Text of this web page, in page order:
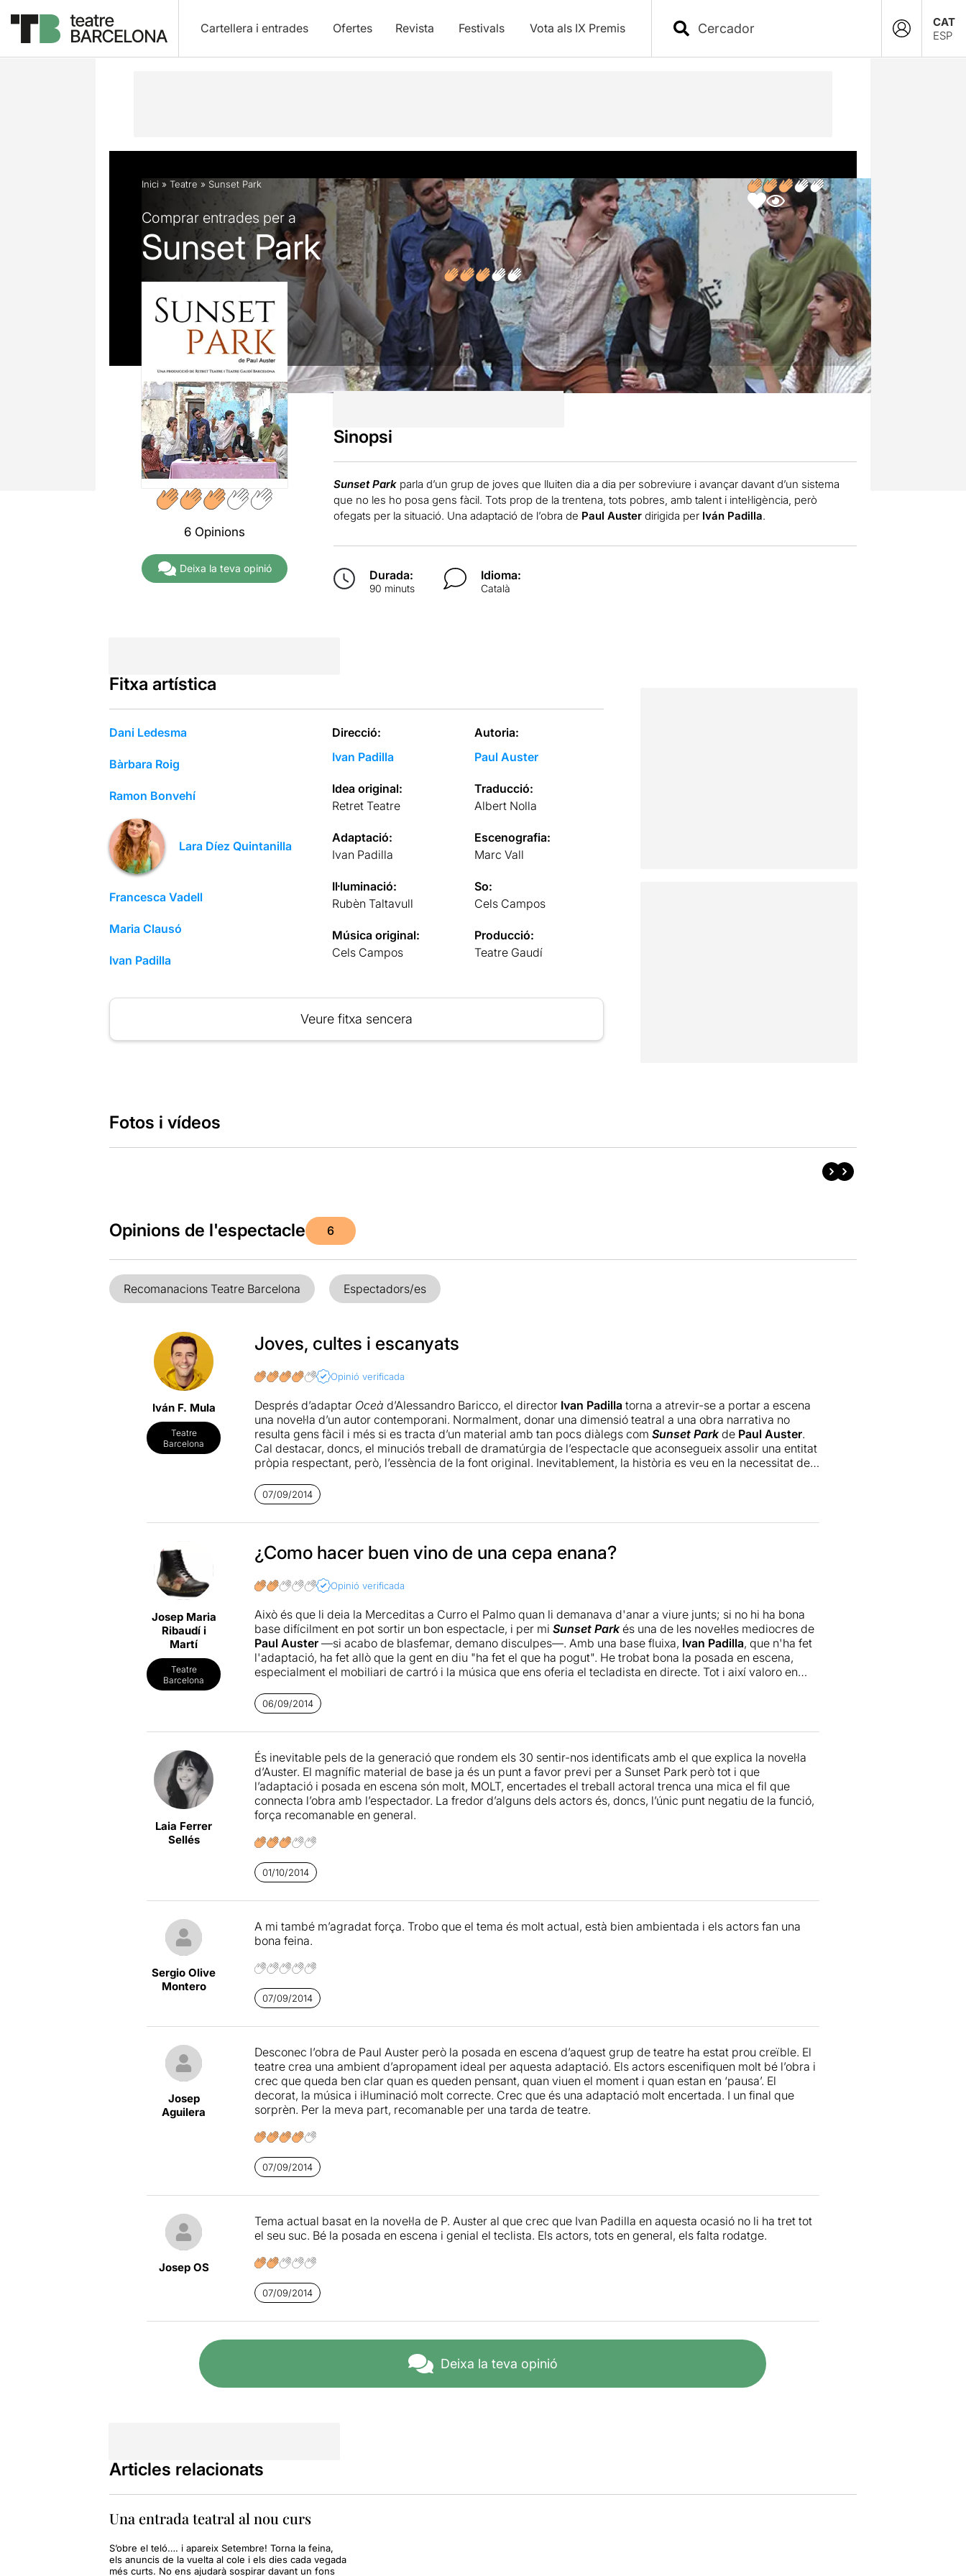
Cartellera i entrades Ofertes Revista Festivals Vota als IX Premis
CAT
ESP
Descripció Fitxa artística Fotos i vídeos Opinions Articles
Inici » Teatre » Sunset Park
Comprar entrades per a
Sunset Park
6 Opinions
Deixa la teva opinió
Sinopsi
Sunset Park parla d’un grup de joves que lluiten dia a dia per sobreviure i avançar davant d’un sistema
que no les ho posa gens fàcil. Tots prop de la trentena, tots pobres, amb talent i intel·ligència, però
ofegats per la situació. Una adaptació de l’obra de Paul Austerdirigida per Iván Padilla.
Durada:
90 minuts
Idioma:
Català
Fitxa artística
Dani Ledesma
Bàrbara Roig
Ramon Bonvehí
Lara Díez Quintanilla
Francesca Vadell
Maria Clausó
Ivan Padilla
Direcció:
Ivan Padilla
Autoria:
Paul Auster
Idea original:
Retret Teatre
Traducció:
Albert Nolla
Adaptació:
Ivan Padilla
Escenografia:
Marc Vall
Il·luminació:
Rubèn Taltavull
So:
Cels Campos
Música original:
Cels Campos
Producció:
Teatre Gaudí
Veure fitxa sencera
Fotos i vídeos
Opinions de l'espectacle 6
Recomanacions Teatre Barcelona Espectadors/es
Iván F. Mula
Teatre
Barcelona
Joves, cultes i escanyats
Opinió verificada
Després d’adaptar Oceà d’Alessandro Baricco, el director Ivan Padilla torna a atrevir-se a portar a escena
una novel·la d’un autor contemporani. Normalment, donar una dimensió teatral a una obra narrativa no
resulta gens fàcil i més si es tracta d’un material amb tan pocs diàlegs com Sunset Parkde Paul Auster.
Cal destacar, doncs, el minuciós treball de dramatúrgia de l’espectacle que aconsegueix assolir una entitat
pròpia respectant, però, l’essència de la font original. Inevitablement, la història es veu en la necessitat de
en off que es fa servir per explicar el món interior del protagonista. No obstant això, aquesta decisió s’ha
compensat amb una dinàmica direcció que unifica i teatralitza la fragmentació de les trames. El grup
d’actors interpreten amb versemblança una sèrie de joves de Nova York entorn als 30 anys, cultes i
i les seves pors. Probablement, és aquesta lluita generacional (interna i externa), l'autoconeixement i la
reivinidicació social el que més ha interessat a Padilla i, per això, la seva adaptació ha cuidat tots els
matisos en aquest sentit. L’escenografia (majoritàriament de cartró) és idònia i efectiva tot i que hem vist
idees molt similars en diverses produccions en els darrers anys. Per últim, la música, actual i en directe,
atorga exactament el clima urbà i espontani que la proposta requereix, creant la sensació de trobar-nos
davant d'un producte perfectament rodó; tot i que, en realitat, no ho és del tot.
07/09/2014
Josep Maria
Ribaudí i
Martí
Teatre
Barcelona
¿Como hacer buen vino de una cepa enana?
Opinió verificada
Això és que li deia la Merceditas a Curro el Palmo quan li demanava d'anar a viure junts; si no hi ha bona
base difícilment en pot sortir un bon espectacle, i per mi Sunset Park és una de les novel·les mediocres de
Paul Auster—si acabo de blasfemar, demano disculpes—. Amb una base fluixa, Ivan Padilla, que n'ha fet
l'adaptació, ha fet allò que la gent en diu "ha fet el que ha pogut". He trobat bona la posada en escena,
especialment el mobiliari de cartró i la música que ens oferia el tecladista en directe. Tot i així valoro en
06/09/2014
Laia Ferrer
Sellés
És inevitable pels de la generació que rondem els 30 sentir-nos identificats amb el que explica la novel·la
d’Auster. El magnífic material de base ja és un punt a favor previ per a Sunset Park però tot i que
l’adaptació i posada en escena són molt, MOLT, encertades el treball actoral trenca una mica el fil que
connecta l’obra amb l’espectador. La fredor d’alguns dels actors és, doncs, l’únic punt negatiu de la funció,
força recomanable en general.
01/10/2014
Sergio Olive
Montero
A mi també m’agradat força. Trobo que el tema és molt actual, està bien ambientada i els actors fan una
bona feina.
07/09/2014
Josep
Aguilera
Desconec l’obra de Paul Auster però la posada en escena d’aquest grup de teatre ha estat prou creïble. El
teatre crea una ambient d’apropament ideal per aquesta adaptació. Els actors escenifiquen molt bé l’obra i
crec que queda ben clar quan es queden pensant, quan viuen el moment i quan estan en ‘pausa’. El
decorat, la música i il·luminació molt correcte. Crec que és una adaptació molt encertada. I un final que
sorprèn. Per la meva part, recomanable per una tarda de teatre.
07/09/2014
Josep OS
Tema actual basat en la novel·la de P. Auster al que crec que Ivan Padilla en aquesta ocasió no li ha tret tot
el seu suc. Bé la posada en escena i genial el teclista. Els actors, tots en general, els falta rodatge.
07/09/2014
Deixa la teva opinió
Articles relacionats
Una entrada teatral al nou curs
S’obre el teló…. i apareix Setembre! Torna la feina,
els anuncis de la vuelta al cole i els dies cada vegada
més curts. No ens ajudarà sospirar davant un fons